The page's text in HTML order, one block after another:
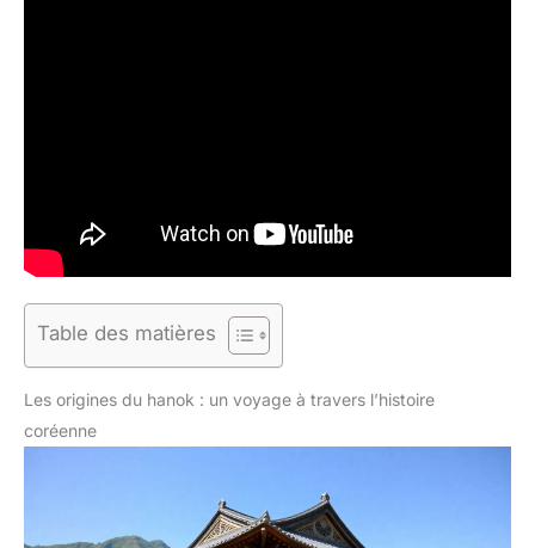
Table des matières
Les origines du hanok : un voyage à travers l’histoire
coréenne